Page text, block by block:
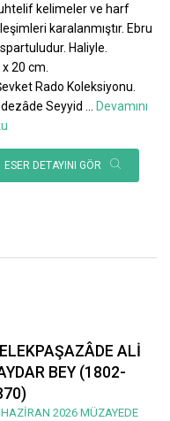
kelimeler ve harf
karalanmıştır. Ebru
Haliyle.
20 cm.
Rado Koleksiyonu.
Seyyid
Devamını
ESER DETAYINI GÖR
ALİ
BEY (1802-
2026 MÜZAYEDE